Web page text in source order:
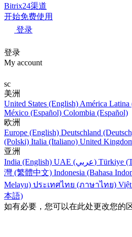
Bitrix24渠道
开始免费使用
登录
登录
My account
sc
美洲
United States (English) América Latina
México (Español) Colombia (Español)
欧洲
Europe (English) Deutschland
(Polski) Italia (Italiano) United
亚洲
India (English)
UAE (عربي) Türkiye
灣 (繁體中文) Indonesia (Bahasa
Melayu) ประเทศไทย (ภาษาไทย)
本語)
如有必要，您可以在此处更改您的区